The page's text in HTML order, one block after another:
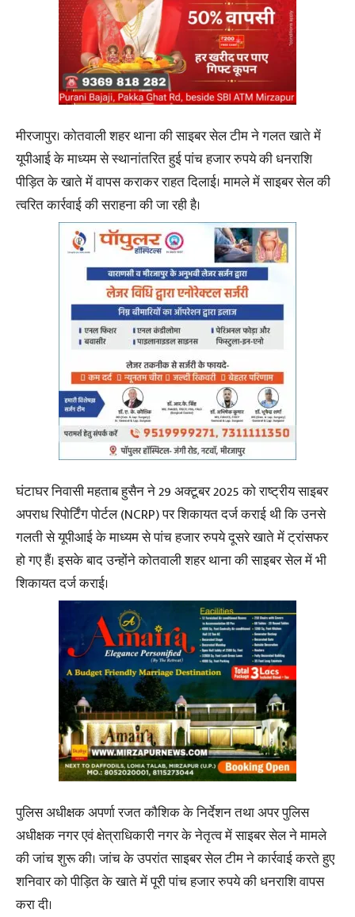
मीरजापुर। कोतवाली शहर थाना की साइबर सेल टीम ने गलत खाते में
यूपीआई के माध्यम से स्थानांतरित हुई पांच हजार रुपये की धनराशि
पीड़ित के खाते में वापस कराकर राहत दिलाई। मामले में साइबर सेल की
त्वरित कार्रवाई की सराहना की जा रही है।
घंटाघर निवासी महताब हुसैन ने 29 अक्टूबर 2025 को राष्ट्रीय साइबर
अपराध रिपोर्टिंग पोर्टल (NCRP) पर शिकायत दर्ज कराई थी कि उनसे
गलती से यूपीआई के माध्यम से पांच हजार रुपये दूसरे खाते में ट्रांसफर
हो गए हैं। इसके बाद उन्होंने कोतवाली शहर थाना की साइबर सेल में भी
शिकायत दर्ज कराई।
पुलिस अधीक्षक अपर्णा रजत कौशिक के निर्देशन तथा अपर पुलिस
अधीक्षक नगर एवं क्षेत्राधिकारी नगर के नेतृत्व में साइबर सेल ने मामले
की जांच शुरू की। जांच के उपरांत साइबर सेल टीम ने कार्रवाई करते हुए
शनिवार को पीड़ित के खाते में पूरी पांच हजार रुपये की धनराशि वापस
करा दी।